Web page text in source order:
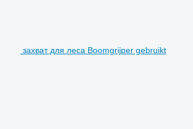
захват для леса Boomgrijper gebruikt